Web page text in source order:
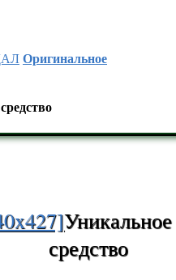
Оригинальное
средство